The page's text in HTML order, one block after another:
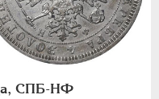
СПБ-НФ